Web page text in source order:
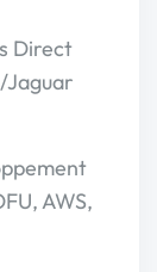
Direct
Jaguar
AWS,